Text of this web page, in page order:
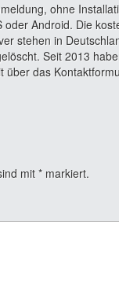
ohne
Android. Die
stehen in
Seit 2013
über das
mit* markiert.